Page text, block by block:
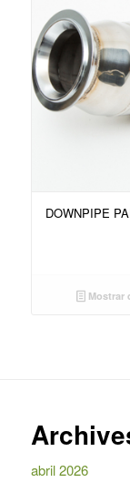
DOWNPIPE
Mostrar
abril 2026